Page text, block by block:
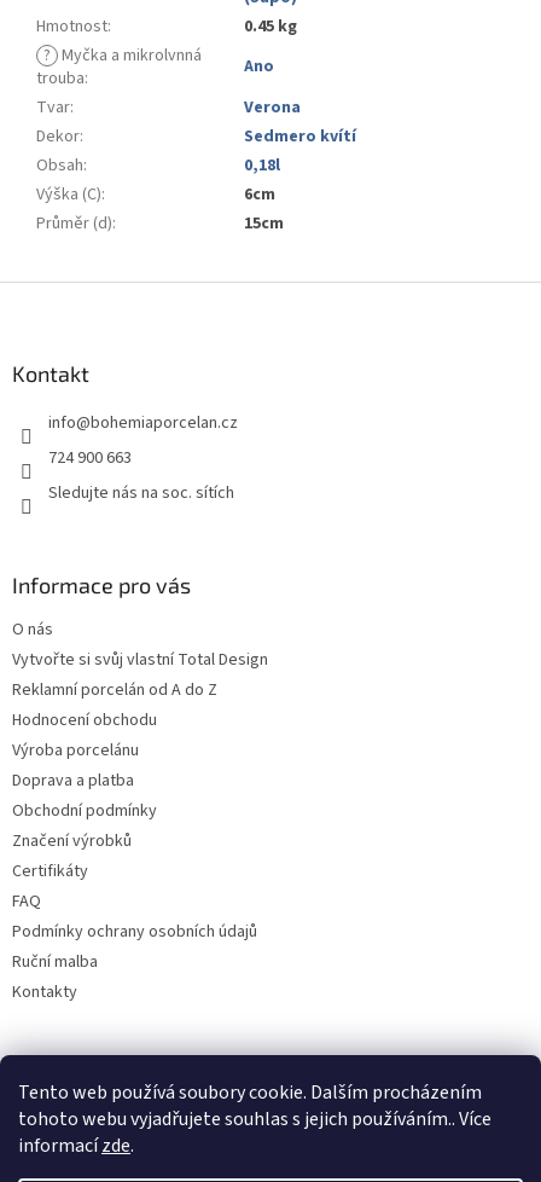
Tento web používá soubory cookie. Dalším procházením
tohoto webu vyjadřujete souhlas s jejich používáním.. Více
informacízde.
Hmotnost:
0.45 kg
? Myčka a mikrolvnná
trouba:
Ano
Tvar:
Verona
Dekor:
Sedmero kvítí
Obsah:
0,18l
Výška (C):
6cm
Průměr (d): 15cm
Kontakt
info@bohemiaporcelan.cz
724 900 663
Sledujte nás na soc. sítích
Informace pro vás
O nás
Vytvořte si svůj vlastní Total Design
Reklamní porcelán od A do Z
Hodnocení obchodu
Výroba porcelánu
Doprava a platba
Obchodní podmínky
Značení výrobků
Certifikáty
FAQ
Podmínky ochrany osobních údajů
Ruční malba
Kontakty
Facebook